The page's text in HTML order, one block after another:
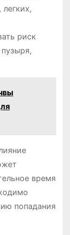
риск
время
попадания